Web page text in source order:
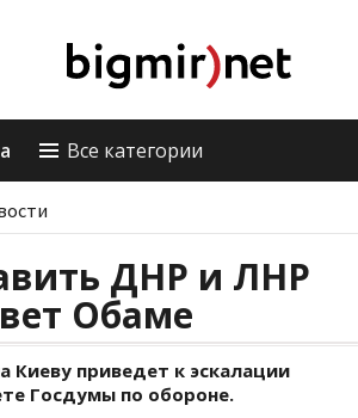
Все категории
ДНР и ЛНР
Обаме
Киеву приведет к эскалации
Госдумы по обороне.